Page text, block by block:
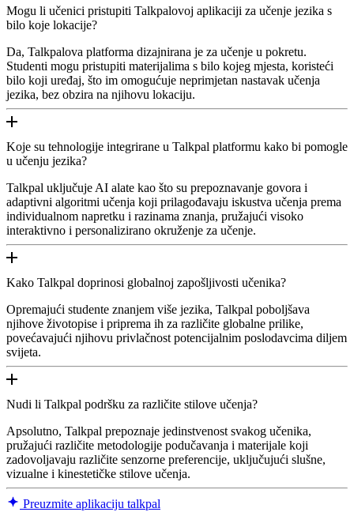
Mogu li učenici pristupiti Talkpalovoj aplikaciji za učenje jezika s
bilo koje lokacije?
Da, Talkpalova platforma dizajnirana je za učenje u pokretu.
Studenti mogu pristupiti materijalima s bilo kojeg mjesta, koristeći
bilo koji uređaj, što im omogućuje neprimjetan nastavak učenja
jezika, bez obzira na njihovu lokaciju.
Koje su tehnologije integrirane u Talkpal platformu kako bi pomogle
u učenju jezika?
Talkpal uključuje AI alate kao što su prepoznavanje govora i
adaptivni algoritmi učenja koji prilagođavaju iskustva učenja prema
individualnom napretku i razinama znanja, pružajući visoko
interaktivno i personalizirano okruženje za učenje.
Kako Talkpal doprinosi globalnoj zapošljivosti učenika?
Opremajući studente znanjem više jezika, Talkpal poboljšava
njihove životopise i priprema ih za različite globalne prilike,
povećavajući njihovu privlačnost potencijalnim poslodavcima diljem
svijeta.
Nudi li Talkpal podršku za različite stilove učenja?
Apsolutno, Talkpal prepoznaje jedinstvenost svakog učenika,
pružajući različite metodologije podučavanja i materijale koji
zadovoljavaju različite senzorne preferencije, uključujući slušne,
vizualne i kinestetičke stilove učenja.
Preuzmite aplikaciju talkpal